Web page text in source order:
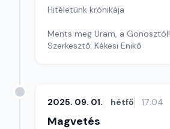
Hitéletünk krónikája
Ments meg Uram, a Gonosztól!
Szerkesztő: Kékesi Enikő
2025. 09. 01. hétfő 17:04
Magvetés